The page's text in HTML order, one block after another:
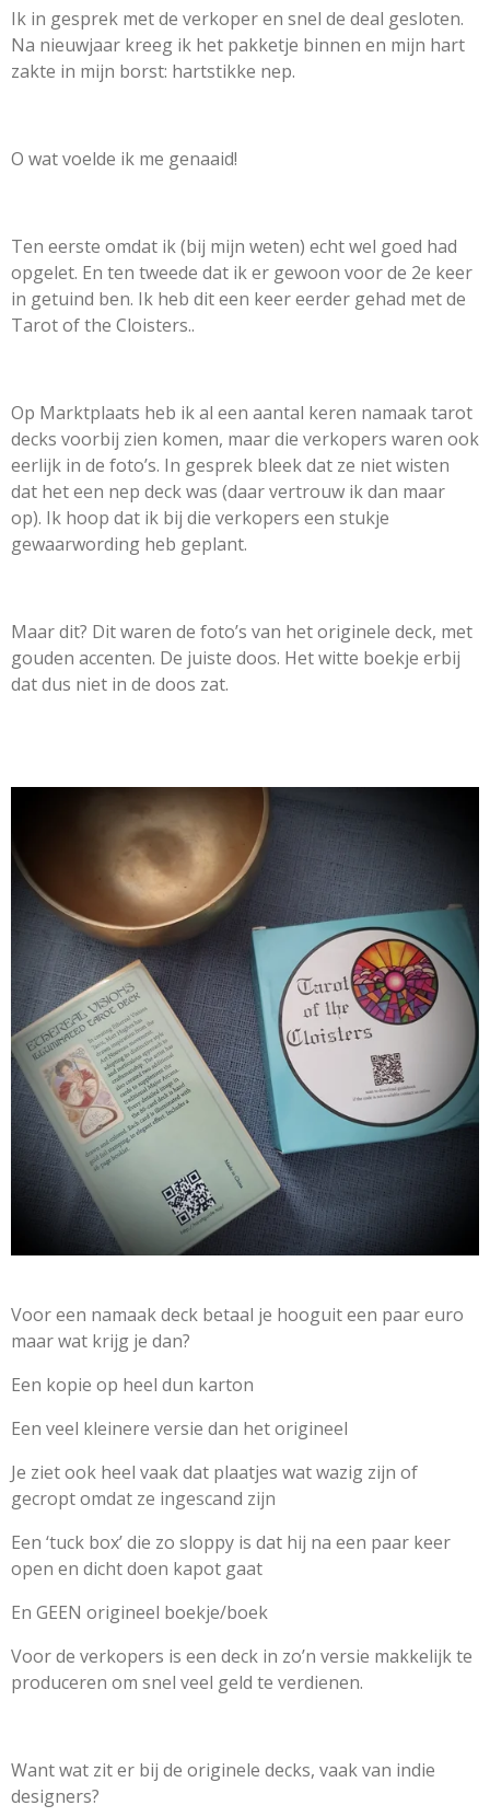
Ik in gesprek met de verkoper en snel de deal gesloten.
Na nieuwjaar kreeg ik het pakketje binnen en mijn hart
zakte in mijn borst: hartstikke nep.
O wat voelde ik me genaaid!
Ten eerste omdat ik (bij mijn weten) echt wel goed had
opgelet. En ten tweede dat ik er gewoon voor de 2e keer
in getuind ben. Ik heb dit een keer eerder gehad met de
Tarot of the Cloisters..
Op Marktplaats heb ik al een aantal keren namaak tarot
decks voorbij zien komen, maar die verkopers waren ook
eerlijk in de foto’s. In gesprek bleek dat ze niet wisten
dat het een nep deck was (daar vertrouw ik dan maar
op). Ik hoop dat ik bij die verkopers een stukje
gewaarwording heb geplant.
Maar dit? Dit waren de foto’s van het originele deck, met
gouden accenten. De juiste doos. Het witte boekje erbij
dat dus niet in de doos zat.
Voor een namaak deck betaal je hooguit een paar euro
maar wat krijg je dan?
Een kopie op heel dun karton
Een veel kleinere versie dan het origineel
Je ziet ook heel vaak dat plaatjes wat wazig zijn of
gecropt omdat ze ingescand zijn
Een ‘tuck box’ die zo sloppy is dat hij na een paar keer
open en dicht doen kapot gaat
En GEEN origineel boekje/boek
Voor de verkopers is een deck in zo’n versie makkelijk te
produceren om snel veel geld te verdienen.
Want wat zit er bij de originele decks, vaak van indie
designers?